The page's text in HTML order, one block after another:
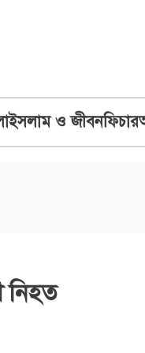
ইসলাম ও জীবনফিচার
নিহত